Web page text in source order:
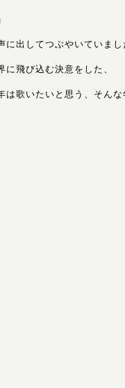
出してつぶやいていまし
飛び込む決意をした、
歌いたいと思う、そんな